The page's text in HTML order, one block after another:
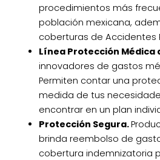
procedimientos más
población mexicana,
coberturas de Accidentes
Línea Protección Médica
innovadores de gastos
Permiten contar una
medida de tus
encontrar en un plan
Protección Segura.
brinda reembolso de
cobertura indemnizatoria